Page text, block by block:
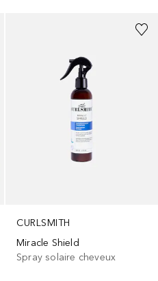
CURLSMITH
Miracle Shield
Spray solaire cheveux